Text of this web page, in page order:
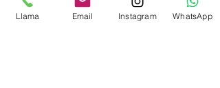
Transgeneracional
Llama Email Instagram WhatsApp